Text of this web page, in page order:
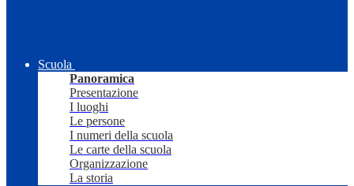
Scuola
Panoramica
Presentazione
I luoghi
Le persone
I numeri della scuola
Le carte della scuola
Organizzazione
La storia